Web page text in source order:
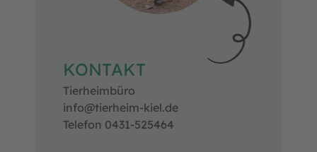
KONTAKT
Tierheimbüro
info@tierheim-kiel.de
Telefon 0431-525464